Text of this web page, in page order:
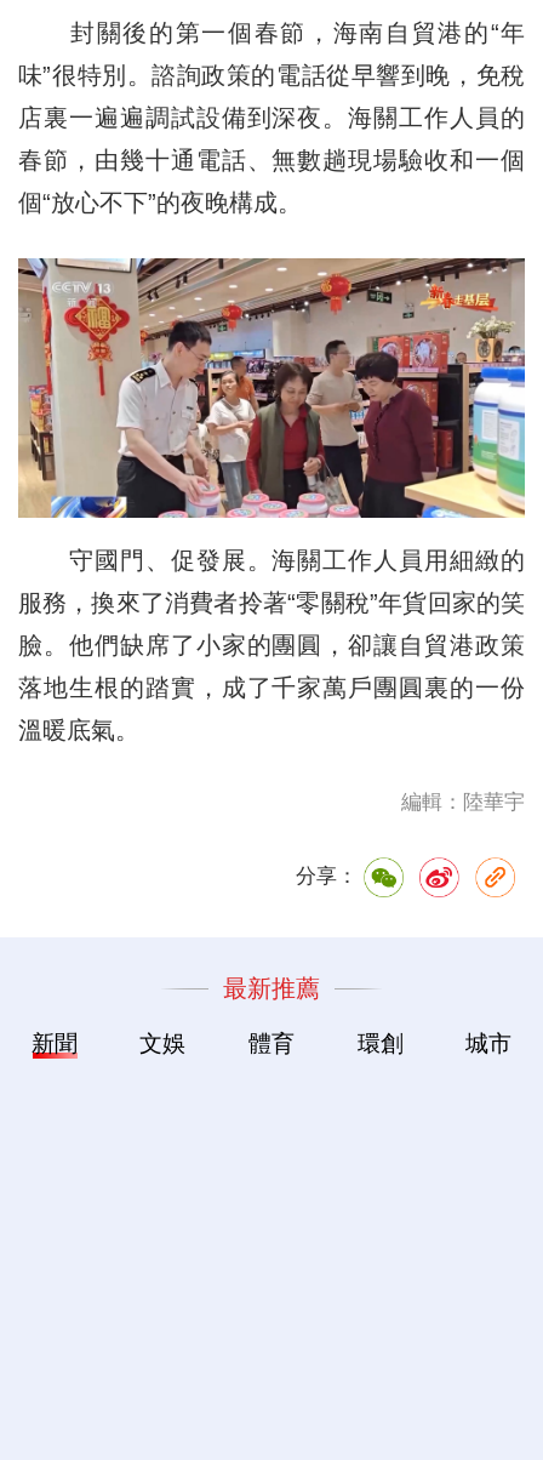
封關後的第一個春節，海南自貿港的“年
味”很特別。諮詢政策的電話從早響到晚，免稅
店裏一遍遍調試設備到深夜。海關工作人員的
春節，由幾十通電話、無數趟現場驗收和一個
個“放心不下”的夜晚構成。
守國門、促發展。海關工作人員用細緻的
服務，換來了消費者拎著“零關稅”年貨回家的笑
臉。他們缺席了小家的團圓，卻讓自貿港政策
落地生根的踏實，成了千家萬戶團圓裏的一份
溫暖底氣。
編輯：陸華宇
分享：
最新推薦
新聞 文娛 體育 環創 城市